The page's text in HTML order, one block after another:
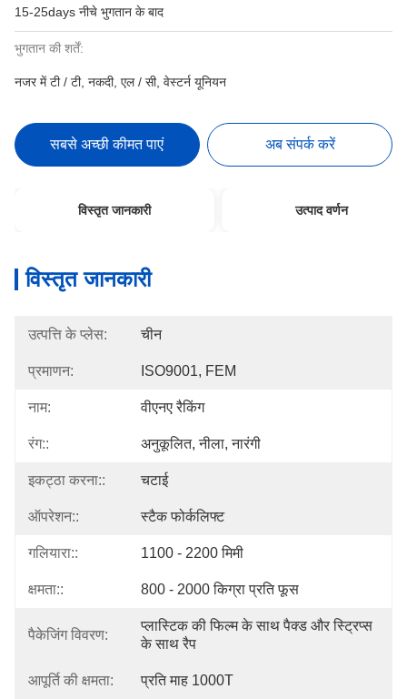
15-25days नीचे भुगतान के बाद
भुगतान की शर्तें:
नजर में टी / टी, नकदी, एल / सी, वेस्टर्न यूनियन
सबसे अच्छी कीमत पाएं अब संपर्क करें
विस्तृत जानकारी उत्पाद वर्णन
विस्तृत जानकारी
उत्पत्ति के प्लेस: चीन
प्रमाणन: ISO9001, FEM
नाम: वीएनए रैकिंग
रंग:: अनुकूलित, नीला, नारंगी
इकट्ठा करना:: चटाई
ऑपरेशन:: स्टैक फोर्कलिफ्ट
गलियारा:: 1100 - 2200 मिमी
क्षमता:: 800 - 2000 किग्रा प्रति फूस
पैकेजिंग विवरण:
प्लास्टिक की फिल्म के साथ पैक्ड और स्ट्रिप्स
के साथ रैप
आपूर्ति की क्षमता: प्रति माह 1000T